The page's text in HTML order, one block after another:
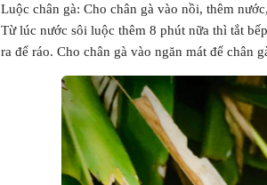
Luộc chân gà: Cho chân gà vào nồi, thêm
Từ lúc nước sôi luộc thêm 8 phút nữa thì tắt
ra để ráo. Cho chân gà vào ngăn mát để chân